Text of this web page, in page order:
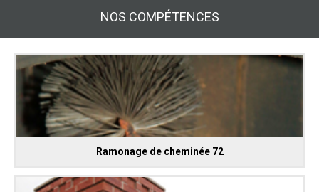
NOS COMPÉTENCES
Ramonage de cheminée 72